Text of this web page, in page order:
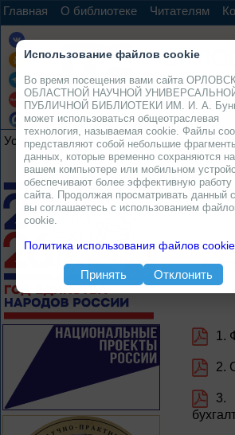
Главная О библиотеке Читателям
Услуги Ресурсы Проекты Электронная
1.
2.
3.
Использование файлов cookie
Во время посещения вами сайта
ОБЛАСТНОЙ НАУЧНОЙ
ПУБЛИЧНОЙ БИБЛИОТЕКИ ИМ. И. А.
может использоваться общеотраслевая
технология, называемая cookie. Файлы
представляют собой небольшие
данных, которые временно сохраняются на
вашем компьютере или мобильном
обеспечивают более эффективную работу
сайта. Продолжая просматривать данный
вы соглашаетесь с использованием
cookie.
Политика использования файлов cookie
Принять Отклонить